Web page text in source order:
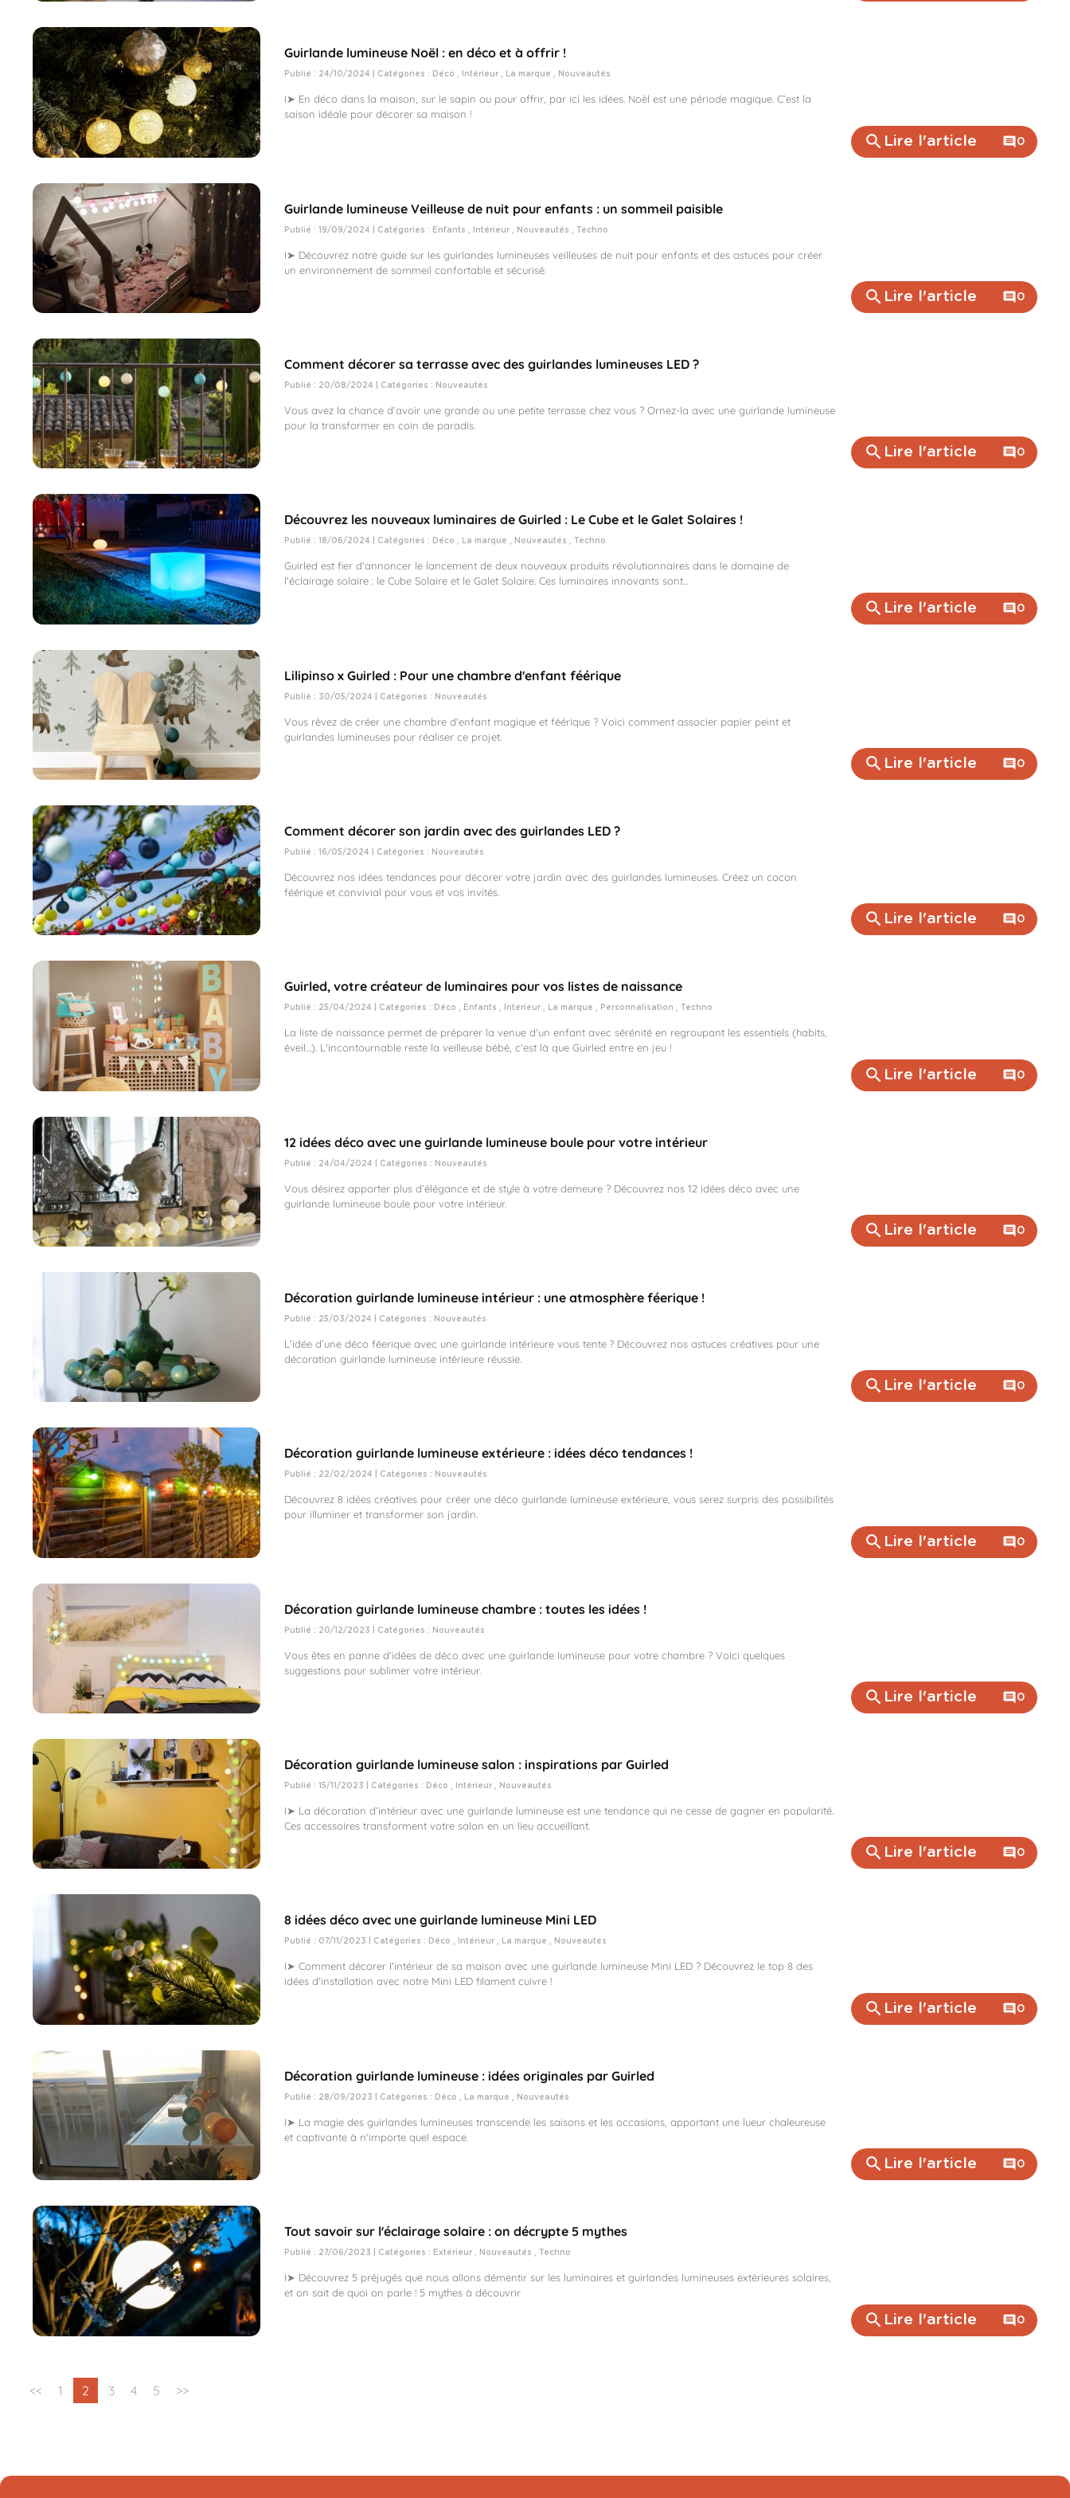
Guirlande lumineuse Noël : en déco et à offrir !
Publié : 24/10/2024 | Catégories : Déco , Intérieur, La marque , Nouveautés
I➤ En déco dans la maison, sur le sapin ou pour offrir, par ici les idées. Noël est une période magique. C’est la
saison idéale pour décorer sa maison !
search Lire l'article comment0
Guirlande lumineuse Veilleuse de nuit pour enfants : un sommeil paisible
Publié : 19/09/2024 | Catégories : Enfants Intérieur, Nouveautés Techno
I➤ Découvrez notre guide sur les guirlandes lumineuses veilleuses de nuit pour enfants et des astuces pour créer
un environnement de sommeil confortable et sécurisé.
search Lire l'article comment0
Comment décorer sa terrasse avec des guirlandes lumineuses LED ?
Publié : 20/08/2024 | Catégories : Nouveautés
Vous avez la chance d’avoir une grande ou une petite terrasse chez vous ? Ornez-la avec une guirlande lumineuse
pour la transformer en coin de paradis.
search Lire l'article comment 0
Découvrez les nouveaux luminaires de Guirled : Le Cube et le Galet Solaires !
Publié : 18/06/2024 | Catégories : Déco , La marque , Nouveautés , Techno
Guirled est fier d'annoncer le lancement de deux nouveaux produits révolutionnaires dans le domaine de
l'éclairage solaire : le Cube Solaire et le Galet Solaire. Ces luminaires innovants sont...
search Lire l'article comment0
Lilipinso x Guirled : Pour une chambre d'enfant féérique
Publié : 30/05/2024 | Catégories : Nouveautés
Vous rêvez de créer une chambre d'enfant magique et féérique ? Voici comment associer papier peint et
guirlandes lumineuses pour réaliser ce projet.
search Lire l'article comment0
Comment décorer son jardin avec des guirlandes LED ?
Publié : 16/05/2024 | Catégories : Nouveautés
Découvrez nos idées tendances pour décorer votre jardin avec des guirlandes lumineuses. Créez un cocon
féérique et convivial pour vous et vos invités.
search Lire l'article comment 0
Guirled, votre créateur de luminaires pour vos listes de naissance
Publié : 25/04/2024 | Catégories : Déco , Enfants , Intérieur, La marque , Personnalisation , Techno
La liste de naissance permet de préparer la venue d'un enfant avec sérénité en regroupant les essentiels (habits,
éveil…). L'incontournable reste la veilleuse bébé, c'est là que Guirled entre en jeu !
search Lire l'article comment0
12 idées déco avec une guirlande lumineuse boule pour votre intérieur
Publié : 24/04/2024 | Catégories : Nouveautés
Vous désirez apporter plus d’élégance et de style à votre demeure ? Découvrez nos 12 idées déco avec une
guirlande lumineuse boule pour votre intérieur.
search Lire l'article comment0
Décoration guirlande lumineuse intérieur : une atmosphère féerique !
Publié : 25/03/2024 | Catégories : Nouveautés
L’idée d’une déco féerique avec une guirlande intérieure vous tente ? Découvrez nos astuces créatives pour une
décoration guirlande lumineuse intérieure réussie.
search Lire l'article comment 0
Décoration guirlande lumineuse extérieure : idées déco tendances !
Publié : 22/02/2024 | Catégories : Nouveautés
Découvrez 8 idées créatives pour créer une déco guirlande lumineuse extérieure, vous serez surpris des possibilités
pour illuminer et transformer son jardin.
search Lire l'article comment0
Décoration guirlande lumineuse chambre : toutes les idées !
Publié : 20/12/2023 | Catégories : Nouveautés
Vous êtes en panne d'idées de déco avec une guirlande lumineuse pour votre chambre ? Voici quelques
suggestions pour sublimer votre intérieur.
search Lire l'article comment0
Décoration guirlande lumineuse salon : inspirations par Guirled
Publié : 15/11/2023 | Catégories : Déco , Intérieur, Nouveautés
I➤ La décoration d’intérieur avec une guirlande lumineuse est une tendance qui ne cesse de gagner en popularité.
Ces accessoires transforment votre salon en un lieu accueillant.
search Lire l'article comment 0
8 idées déco avec une guirlande lumineuse Mini LED
Publié : 07/11/2023 | Catégories : Déco , Intérieur, La marque , Nouveautés
I➤ Comment décorer l'intérieur de sa maison avec une guirlande lumineuse Mini LED ? Découvrez le top 8 des
idées d'installation avec notre Mini LED filament cuivre !
search Lire l'article comment0
Décoration guirlande lumineuse : idées originales par Guirled
Publié : 28/09/2023 | Catégories : Déco La marque Nouveautés
I➤ La magie des guirlandes lumineuses transcende les saisons et les occasions, apportant une lueur chaleureuse
et captivante à n'importe quel espace.
search Lire l'article comment0
Tout savoir sur l'éclairage solaire : on décrypte 5 mythes
Publié : 27/06/2023 | Catégories : Extérieur, Nouveautés , Techno
I➤ Découvrez 5 préjugés que nous allons démentir sur les luminaires et guirlandes lumineuses extérieures solaires,
et on sait de quoi on parle ! 5 mythes à découvrir
search Lire l'article comment0
<< 1 2 3 4 5 >>